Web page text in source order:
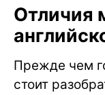
Отличия
Прежде чем
стоит